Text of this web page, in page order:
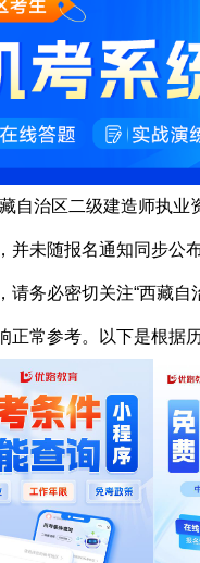
自治区二级建造师执
并未随报名通知同步公
务必密切关注“西藏
常参考。以下是根据